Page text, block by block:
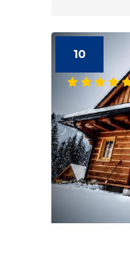
10